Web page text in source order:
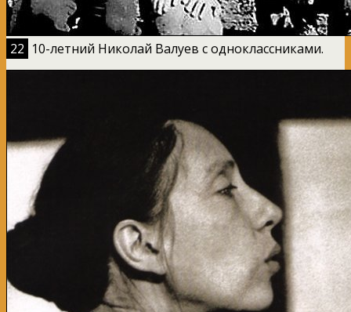
22 10-летний Николай Валуев с одноклассниками.